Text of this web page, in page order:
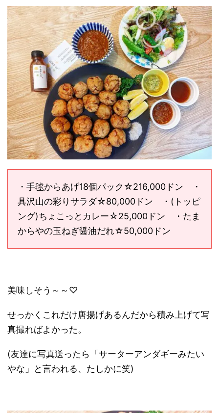
・手毬からあげ18個パック☆216,000ドン ・
具沢山の彩りサラダ☆80,000ドン ・(トッピ
ング)ちょこっとカレー☆25,000ドン ・たま
からやの玉ねぎ醤油だれ☆50,000ドン
美味しそう～～♡
せっかくこれだけ唐揚げあるんだから積み上げて写
真撮ればよかった。
(友達に写真送ったら「サーターアンダギーみたい
やな」と言われる、たしかに笑)